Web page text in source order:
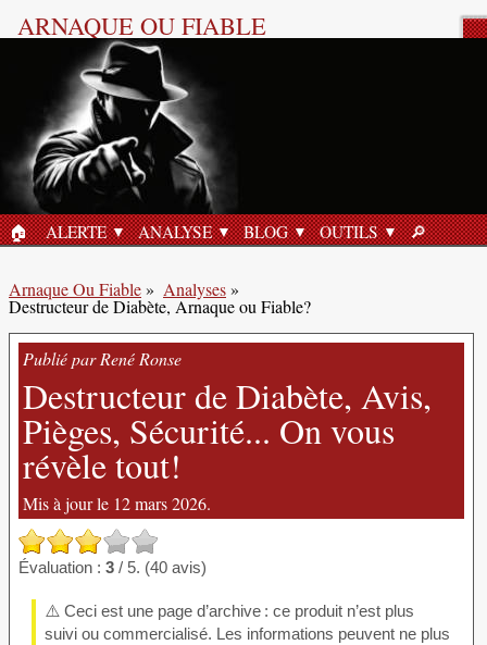
ARNAQUE OU FIABLE
ACCUEIL
🏠︎ ALERTE ANALYSE BLOG OUTILS 🔎︎
Arnaque Ou Fiable» Analyses»
Destructeur de Diabète, Arnaque ou Fiable?
Publié par René Ronse
Destructeur de Diabète, Avis,
Pièges, Sécurité... On vous
révèle tout!
Mis à jour le 12 mars 2026.
Évaluation : 3 / 5. (40 avis)
⚠️ Ceci est une page d’archive : ce produit n’est plus
suivi ou commercialisé. Les informations peuvent ne plus